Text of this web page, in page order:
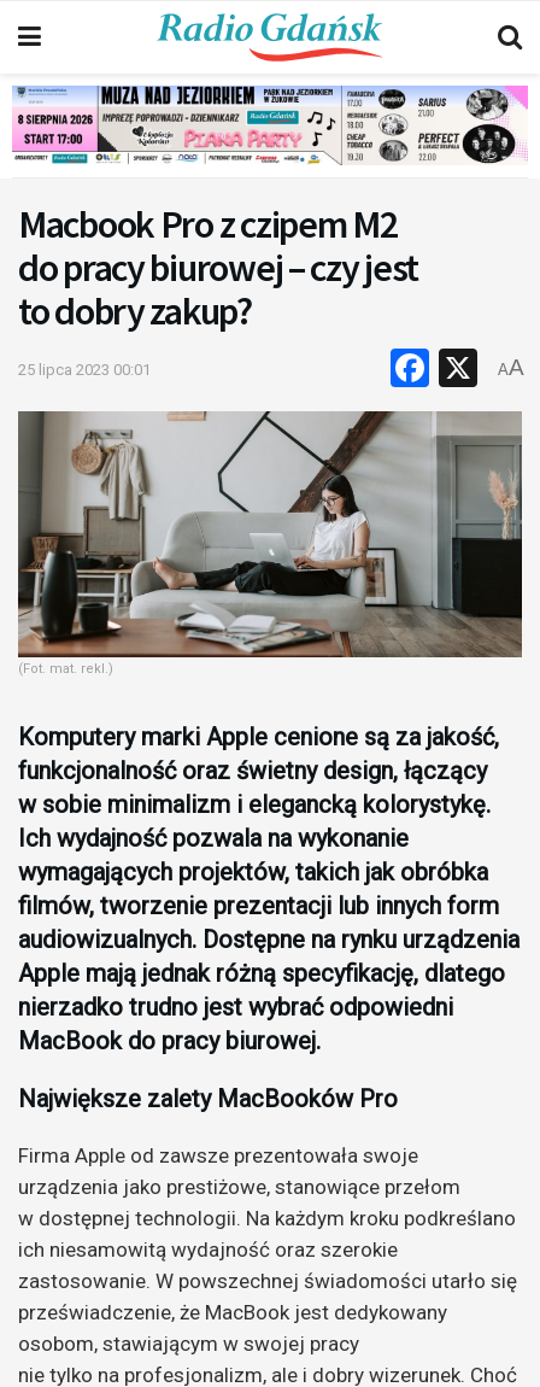
Macbook Pro z czipem M2
do pracy biurowej – czy jest
to dobry zakup?
25 lipca 2023 00:01 X
AA
(Fot. mat. rekl.)
Komputery marki Apple cenione są za jakość,
funkcjonalność oraz świetny design, łączący
w sobie minimalizm i elegancką kolorystykę.
Ich wydajność pozwala na wykonanie
wymagających projektów, takich jak obróbka
filmów, tworzenie prezentacji lub innych form
audiowizualnych. Dostępne na rynku urządzenia
Apple mają jednak różną specyfikację, dlatego
nierzadko trudno jest wybrać odpowiedni
MacBook do pracy biurowej.
Największe zalety MacBooków Pro
Firma Apple od zawsze prezentowała swoje
urządzenia jako prestiżowe, stanowiące przełom
w dostępnej technologii. Na każdym kroku podkreślano
ich niesamowitą wydajność oraz szerokie
zastosowanie. W powszechnej świadomości utarło się
przeświadczenie, że MacBook jest dedykowany
osobom, stawiającym w swojej pracy
nie tylko na profesjonalizm, ale i dobry wizerunek. Choć